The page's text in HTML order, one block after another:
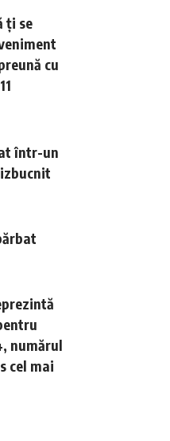
ți se
cu
într-un
numărul
cel mai